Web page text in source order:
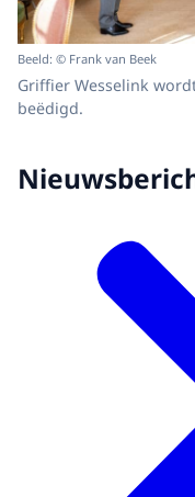
Beeld: © Frank van Beek
Griffier Wesselink
beëdigd.